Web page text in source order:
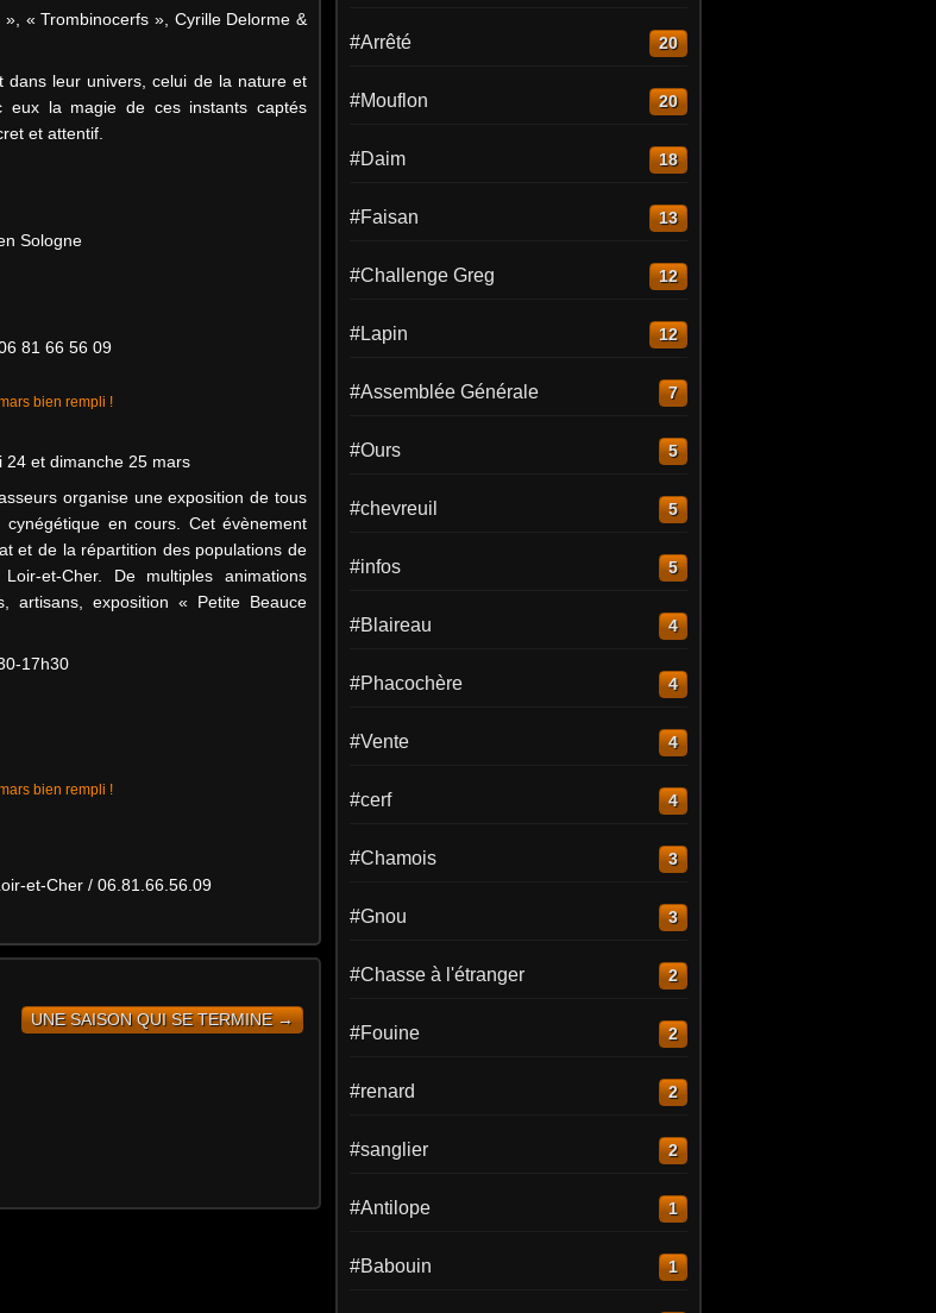
« Trombinocerfs », Cyrille Delorme &
dans leur univers, celui de la nature et
eux la magie de ces instants captés
et attentif.
Sologne
81 66 56 09
24 et dimanche 25 mars
organise une exposition de tous
en cours. Cet évènement
et de la répartition des populations de
et-Cher. De multiples animations
artisans, exposition « Petite Beauce
17h30
et-Cher / 06.81.66.56.09
UNE SAISON QUI SE TERMINE →
#Arrêté 20
#Mouflon 20
#Daim 18
#Faisan 13
#Challenge Greg 12
#Lapin 12
#Assemblée Générale 7
#Ours 5
#chevreuil 5
#infos 5
#Blaireau 4
#Phacochère 4
#Vente 4
#cerf 4
#Chamois 3
#Gnou 3
#Chasse à l'étranger 2
#Fouine 2
#renard 2
#sanglier 2
#Antilope 1
#Babouin 1